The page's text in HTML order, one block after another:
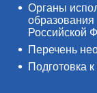
Органы
образования
Российской
Перечень
Подготовка